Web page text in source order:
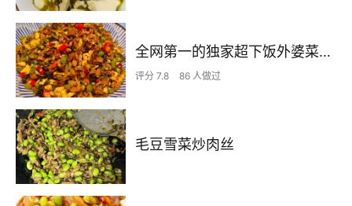
全网第一的独家超下饭外婆菜来咯 吃一次想一年的外婆菜
评分 7.8 86 人做过
毛豆雪菜炒肉丝